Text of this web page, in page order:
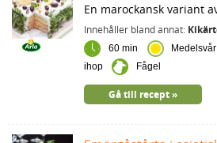
En marockansk variant
Innehåller bland annat:
60 min Medelsvår
ihop
Fågel
Gå till recept